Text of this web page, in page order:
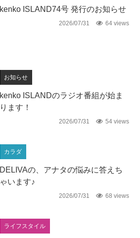
kenko ISLAND74号 発行のお知らせ
2026/07/31 64 views
お知らせ
kenko ISLANDのラジオ番組が始ま
ります！
2026/07/31 54 views
カラダ
DELIVAの、アナタの悩みに答えち
ゃいます♪
2026/07/31 68 views
ライフスタイル